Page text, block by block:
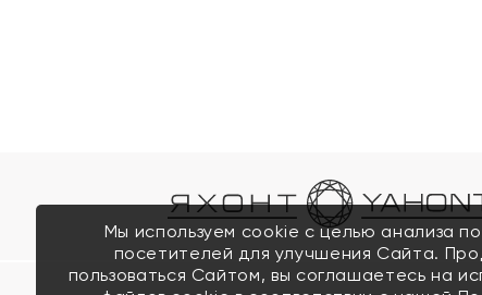
Мы используем cookie с целью анализа
посетителей для улучшения Сайта.
пользоваться Сайтом, вы соглашаетесь на